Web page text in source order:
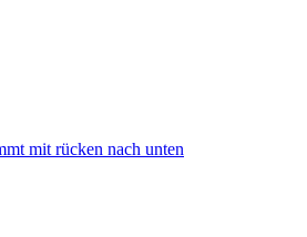
mit rücken nach unten